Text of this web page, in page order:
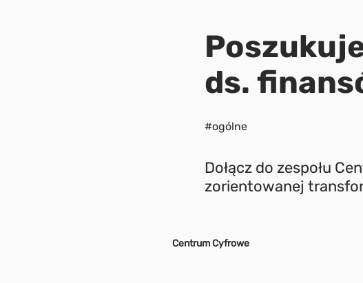
ds.
#ogólne
Dołącz do zespołu
zorientowanej
Centrum Cyfrowe